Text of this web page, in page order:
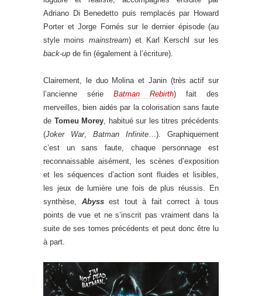
Adriano Di Benedetto puis remplacés par Howard
Porter et Jorge Fornés sur le dernier épisode (au
style moins mainstream) et Karl Kerschl sur les
back-up de fin (également à l’écriture).
Clairement, le duo Molina et Janin (très actif sur
l’ancienne série Batman Rebirth) fait des
merveilles, bien aidés par la colorisation sans faute
de Tomeu Morey , habitué sur les titres précédents
(Joker War, Batman Infinite …). Graphiquement
c’est un sans faute, chaque personnage est
reconnaissable aisément, les scènes d’exposition
et les séquences d’action sont fluides et lisibles,
les jeux de lumière une fois de plus réussis. En
synthèse, Abyssest tout à fait correct à tous
points de vue et ne s’inscrit pas vraiment dans la
suite de ses tomes précédents et peut donc être lu
à part.